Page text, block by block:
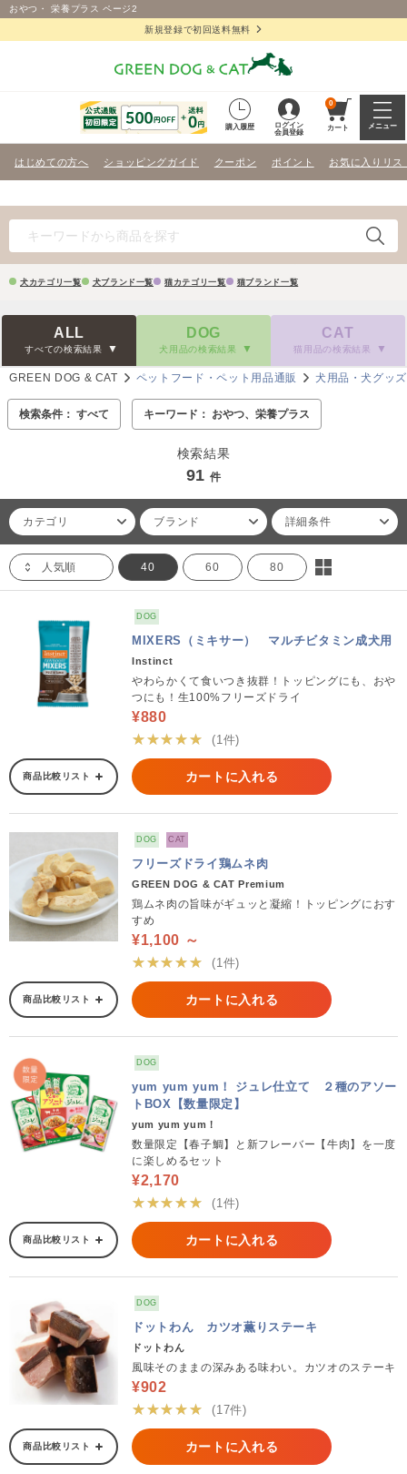
おやつ・ 栄養プラス ページ2
新規登録で初回送料無料
購入履歴
ログイン
会員登録
0
カート メニュー
はじめての方へ ショッピングガイド クーポン ポイント お気に入りリス
犬カテゴリ一覧 犬ブランド一覧 猫カテゴリ一覧 猫ブランド一覧
ALL
すべての検索結果
DOG
犬用品の検索結果
CAT
猫用品の検索結果
GREEN DOG & CAT ペットフード・ペット用品通販 犬用品・犬グッズ
検索条件： すべて キーワード： おやつ、栄養プラス
検索結果
91 件
カテゴリ ブランド 詳細条件
人気順 40 60 80
DOG
MIXERS（ミキサー） マルチビタミン成犬用
Instinct
やわらかくて食いつき抜群！トッピングにも、おや
つにも！生100%フリーズドライ
¥880
★★★★★
(1件)
商品比較リスト カートに入れる
DOG CAT
フリーズドライ鶏ムネ肉
GREEN DOG & CAT Premium
鶏ムネ肉の旨味がギュッと凝縮！トッピングにおす
すめ
¥1,100 ～
★★★★★
(1件)
商品比較リスト カートに入れる
DOG
yum yum yum！ ジュレ仕立て ２種のアソー
トBOX【数量限定】
yum yum yum！
数量限定【春子鯛】と新フレーバー【牛肉】を一度
に楽しめるセット
¥2,170
★★★★★
(1件)
商品比較リスト カートに入れる
DOG
ドットわん カツオ薫りステーキ
ドットわん
風味そのままの深みある味わい。カツオのステーキ
¥902
★★★★★
(17件)
商品比較リスト カートに入れる